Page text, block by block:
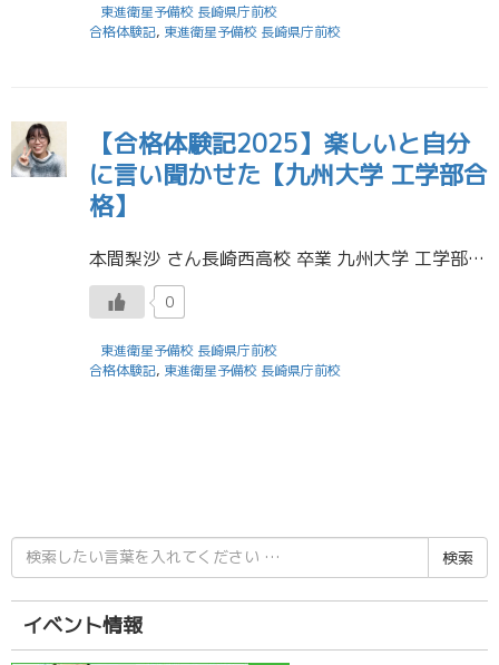
東進衛星予備校 長崎県庁前校
合格体験記, 東進衛星予備校 長崎県庁前校
【合格体験記2025】楽しいと自分
に言い聞かせた【九州大学 工学部合
格】
本間梨沙 さん長崎西高校 卒業 九州大学 工学部 第Ⅱ群 合格 あなたにとって受験勉強とはどのようなものだったか 辛かったけれど、自分の苦手な分野やテーマに徹底的に向き合うよい機会だったと思う。 第一志望校に合格できた最 […]
0
東進衛星予備校 長崎県庁前校
合格体験記, 東進衛星予備校 長崎県庁前校
検
索
結
果:
イベント情報